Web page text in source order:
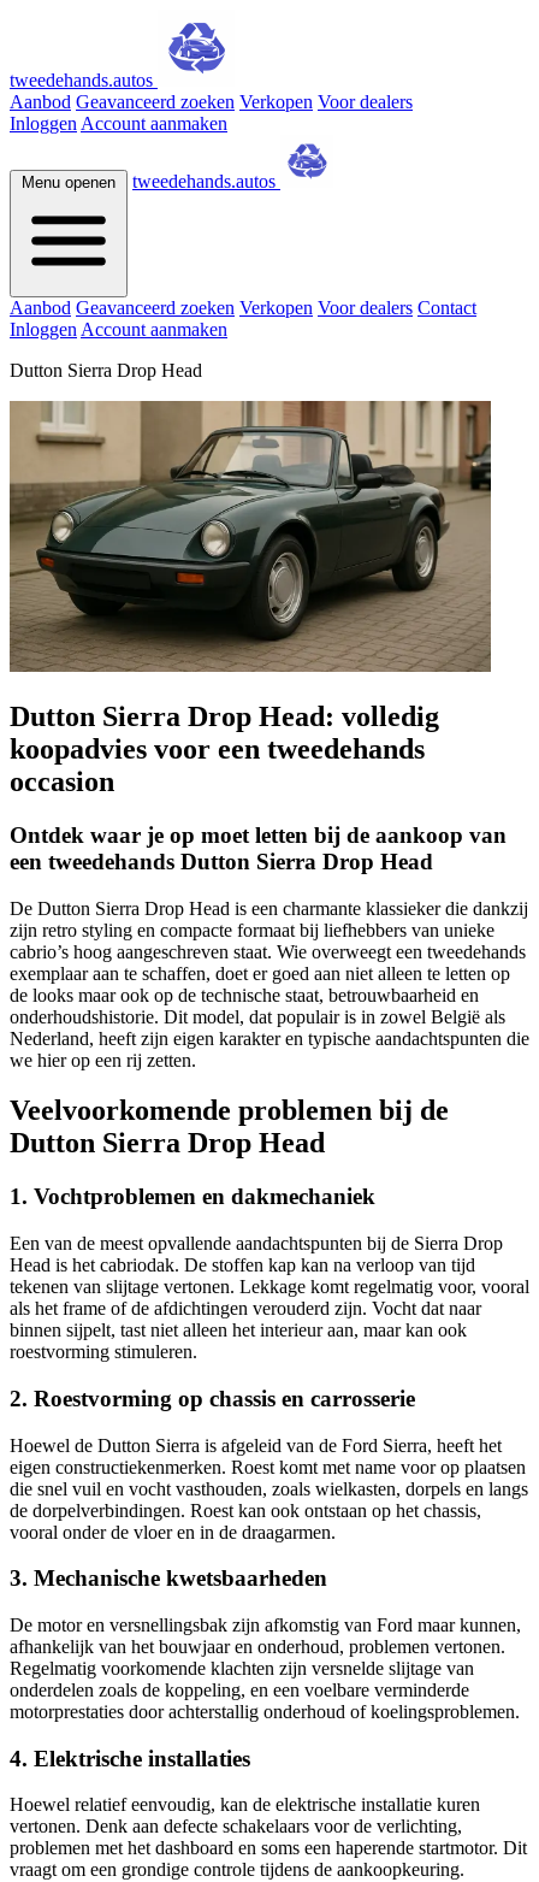
tweedehands.autos
Aanbod Geavanceerd zoeken Verkopen Voor dealers
Inloggen Account aanmaken
Menu openen tweedehands.autos
Aanbod Geavanceerd zoeken Verkopen Voor dealers Contact
Inloggen Account aanmaken
Dutton Sierra Drop Head
Dutton Sierra Drop Head: volledig
koopadvies voor een tweedehands
occasion
Ontdek waar je op moet letten bij de aankoop van
een tweedehands Dutton Sierra Drop Head
De Dutton Sierra Drop Head is een charmante klassieker die dankzij
zijn retro styling en compacte formaat bij liefhebbers van unieke
cabrio’s hoog aangeschreven staat. Wie overweegt een tweedehands
exemplaar aan te schaffen, doet er goed aan niet alleen te letten op
de looks maar ook op de technische staat, betrouwbaarheid en
onderhoudshistorie. Dit model, dat populair is in zowel België als
Nederland, heeft zijn eigen karakter en typische aandachtspunten die
we hier op een rij zetten.
Veelvoorkomende problemen bij de
Dutton Sierra Drop Head
1. Vochtproblemen en dakmechaniek
Een van de meest opvallende aandachtspunten bij de Sierra Drop
Head is het cabriodak. De stoffen kap kan na verloop van tijd
tekenen van slijtage vertonen. Lekkage komt regelmatig voor, vooral
als het frame of de afdichtingen verouderd zijn. Vocht dat naar
binnen sijpelt, tast niet alleen het interieur aan, maar kan ook
roestvorming stimuleren.
2. Roestvorming op chassis en carrosserie
Hoewel de Dutton Sierra is afgeleid van de Ford Sierra, heeft het
eigen constructiekenmerken. Roest komt met name voor op plaatsen
die snel vuil en vocht vasthouden, zoals wielkasten, dorpels en langs
de dorpelverbindingen. Roest kan ook ontstaan op het chassis,
vooral onder de vloer en in de draagarmen.
3. Mechanische kwetsbaarheden
De motor en versnellingsbak zijn afkomstig van Ford maar kunnen,
afhankelijk van het bouwjaar en onderhoud, problemen vertonen.
Regelmatig voorkomende klachten zijn versnelde slijtage van
onderdelen zoals de koppeling, en een voelbare verminderde
motorprestaties door achterstallig onderhoud of koelingsproblemen.
4. Elektrische installaties
Hoewel relatief eenvoudig, kan de elektrische installatie kuren
vertonen. Denk aan defecte schakelaars voor de verlichting,
problemen met het dashboard en soms een haperende startmotor. Dit
vraagt om een grondige controle tijdens de aankoopkeuring.